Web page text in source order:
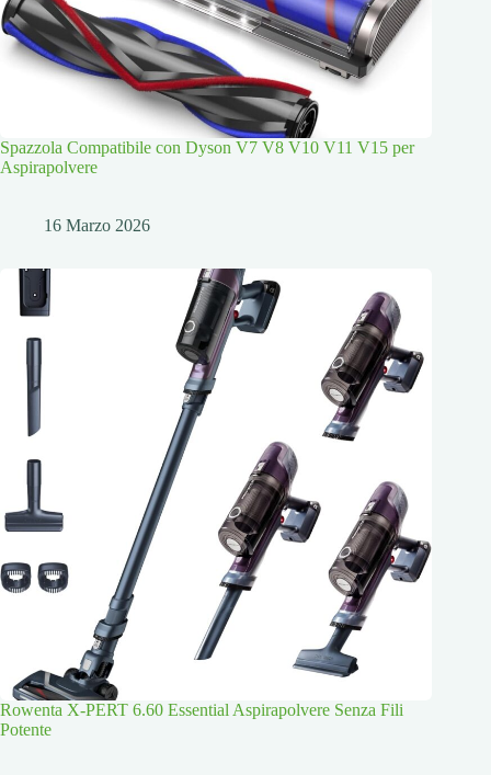
Spazzola Compatibile con Dyson V7 V8 V10 V11 V15 per
Aspirapolvere
16 Marzo 2026
Rowenta X-PERT 6.60 Essential Aspirapolvere Senza Fili
Potente